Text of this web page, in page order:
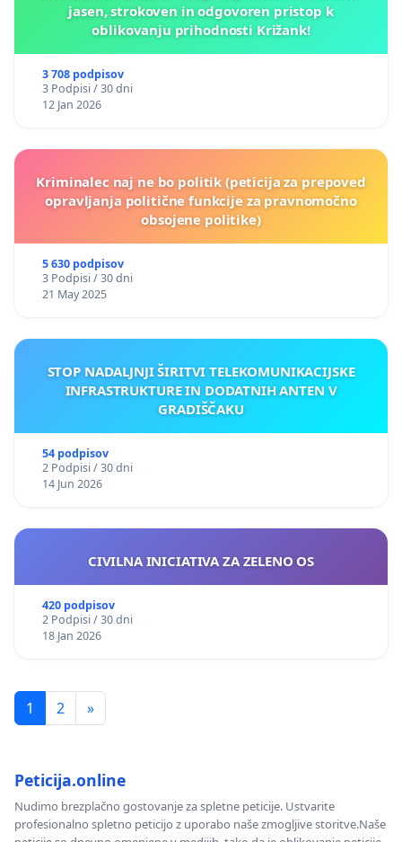
jasen, strokoven in odgovoren pristop k
oblikovanju prihodnosti Križank!
3 708 podpisov
3 Podpisi / 30 dni
12 Jan 2026
Kriminalec naj ne bo politik (peticija za prepoved
opravljanja politične funkcije za pravnomočno
obsojene politike)
5 630 podpisov
3 Podpisi / 30 dni
21 May 2025
STOP NADALJNJI ŠIRITVI TELEKOMUNIKACIJSKE
INFRASTRUKTURE IN DODATNIH ANTEN V
GRADIŠČAKU
54 podpisov
2 Podpisi / 30 dni
14 Jun 2026
CIVILNA INICIATIVA ZA ZELENO OS
420 podpisov
2 Podpisi / 30 dni
18 Jan 2026
1 2 »
Peticija.online
Nudimo brezplačno gostovanje za spletne peticije. Ustvarite
profesionalno spletno peticijo z uporabo naše zmogljive storitve.Naše